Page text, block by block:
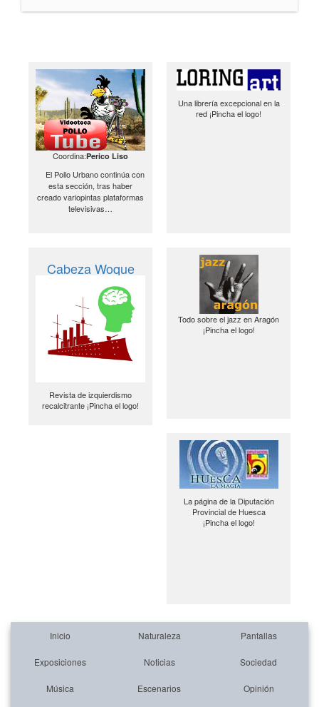
Coordina:Perico Liso
El Pollo Urbano continúa con
esta sección, tras haber
creado variopintas plataformas
televisivas…
Una librería excepcional en la
red ¡Pincha el logo!
Cabeza Woque
Revista de izquierdismo
recalcitrante ¡Pincha el logo!
Todo sobre el jazz en Aragón
¡Pincha el logo!
La página de la Diputación
Provincial de Huesca
¡Pincha el logo!
Inicio Naturaleza Pantallas
Exposiciones Noticias Sociedad
Música Escenarios Opinión